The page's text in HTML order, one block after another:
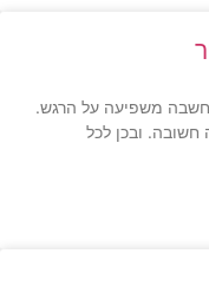
משפיעה על הרגש.
חשובה. ובכן לכל